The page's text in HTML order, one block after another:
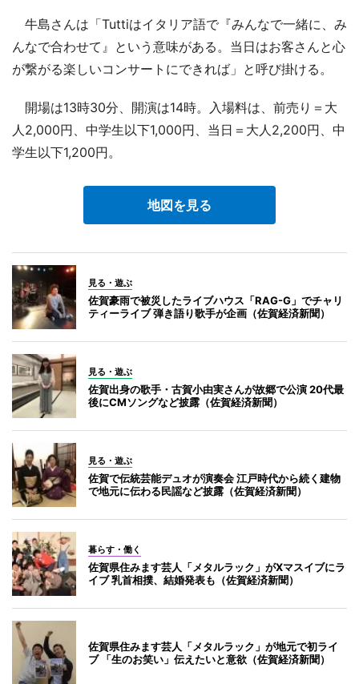
牛島さんは「Tuttiはイタリア語で『みんなで一緒に、み
んなで合わせて』という意味がある。当日はお客さんと心
が繋がる楽しいコンサートにできれば」と呼び掛ける。
開場は13時30分、開演は14時。入場料は、前売り＝大
人2,000円、中学生以下1,000円、当日＝大人2,200円、中
学生以下1,200円。
地図を見る
見る・遊ぶ
佐賀豪雨で被災したライブハウス「RAG-G」でチャリ
ティーライブ 弾き語り歌手が企画（佐賀経済新聞）
見る・遊ぶ
佐賀出身の歌手・古賀小由実さんが故郷で公演 20代最
後にCMソングなど披露（佐賀経済新聞）
見る・遊ぶ
佐賀で伝統芸能デュオが演奏会 江戸時代から続く建物
で地元に伝わる民謡など披露（佐賀経済新聞）
暮らす・働く
佐賀県住みます芸人「メタルラック」がXマスイブにラ
イブ 乳首相撲、結婚発表も（佐賀経済新聞）
佐賀県住みます芸人「メタルラック」が地元で初ライ
ブ 「生のお笑い」伝えたいと意欲（佐賀経済新聞）